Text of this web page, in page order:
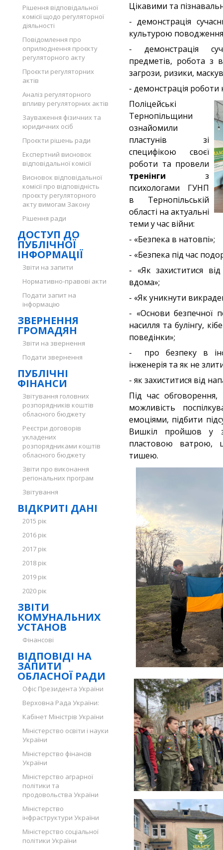
Рішення відповідальної
комісії щодо регуляторної
діяльності
Повідомлення про
оприлюднення проєкту
регуляторного акту
Проєкти регуляторних
актів
Аналіз регуляторного
впливу регуляторних актів
Зауваження фізичних та
юридичних осіб
Проєкти рішень ради
Експертний висновок
відповідальної комісії
Висновок відповідальної
комісії про відповідність
проєкту регуляторного
акту вимогам Закону
Рішення ради
ДОСТУП ДО
ПУБЛІЧНОЇ
ІНФОРМАЦІЇ
Звіти на запити
Нормативно-правові акти
Подати запит на
інформацію
ЗВЕРНЕННЯ
ГРОМАДЯН
Звіти на звернення
Подати звернення
ПУБЛІЧНІ
ФІНАНСИ
Звітування головних
розпорядників коштів
обласного бюджету
Реєстри договорів
укладених
розпорядниками коштів
обласного бюджету
Звіти про виконання
регіональних програм
Звітування
ВІДКРИТІ ДАНІ
2015 рік
2016 рік
2017 рік
2018 рік
2019 рік
2020 рік
ЗВІТИ
КОМУНАЛЬНИХ
УСТАНОВ
Фінансові
ВІДПОВІДІ НА
ЗАПИТИ
ОБЛАСНОЇ РАДИ
Офіс Президента України
Верховна Рада України:
Кабінет Міністрів України
Міністерство освіти і науки
України
Міністерство фінансів
України
Міністерство аграрної
політики та
продовольства України
Міністерство
інфраструктури України
Міністерство соціальної
політики України
Цікавими та
- демонстрація
культурою
- демонстрація
предметів, робота з
загрози, ризики,
- демонстрація роботи
Поліцейські
Тернопільщини
ознайомили
пластунів зі
специфікою своєї
роботи та провели
тренінги з
психологами ГУНП
в Тернопільській
області на актуальні
теми у час війни:
- «Безпека в натовпі»;
- «Безпека під час
- «Як захиститися
вдома»;
- «Як уникнути
- «Основи безпечної
насилля та булінгу,
поведінки»;
- про безпеку в
інженерія та як не
- як захиститися від
Під час
можливість
емоціями, підбити
Вишкіл пройшов у
пластовою ватрою,
тишею.